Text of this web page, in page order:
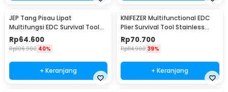
JEP Tang Pisau Lipat
Multifungsi EDC Survival Tool
Stainless Steel - MPA22S
Rp64.600
Rp106.900 40%
+ Keranjang
KNIFEZER Multifunctional EDC
Plier Survival Tool Stainless
Steel - MPA21
Rp70.700
Rp114.900 39%
+ Keranjang